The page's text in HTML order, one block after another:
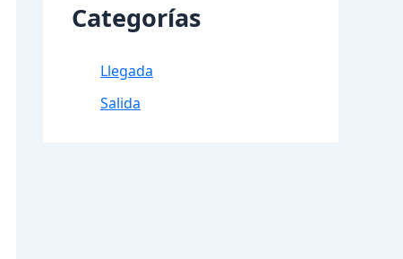
Categorías
Llegada
Salida